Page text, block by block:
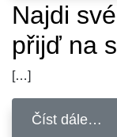
Najdi
přijď na
[…]
Číst dále…